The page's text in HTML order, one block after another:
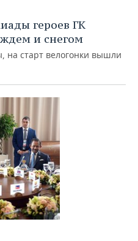
героев ГК
и снегом
на старт велогонки вышли